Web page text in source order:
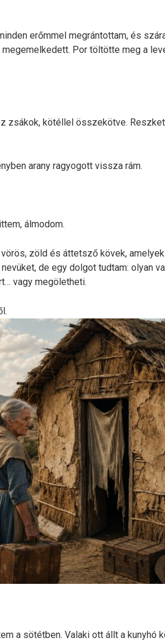
erőmmel megrántottam, és
Por töltötte meg a
zsákok, kötéllel összekötve.
arany ragyogott vissza rám.
álmodom.
zöld és áttetsző kövek,
de egy dolgot tudtam: olyan
vagy megöletheti.
a sötétben. Valaki ott állt a kunyhó